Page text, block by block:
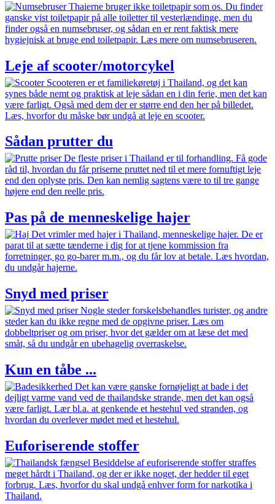
Thaierne bruger ikke toiletpapir som os. Du finder
ganske vist toiletpapir på alle toiletter til vesterlændinge, men du
finder også en numsebruser, og sådan en er rent faktisk mere
hygiejnisk at bruge end toiletpapir. Læs mere om numsebruseren.
Leje af scooter/motorcykel
Scooteren er et familiekøretøj i Thailand, og det kan
synes både nemt og praktisk at leje sådan en i din ferie, men det kan
være farligt. Også med dem der er større end den her på billedet.
Læs, hvorfor du måske bør undgå at leje en scooter.
Sådan prutter du
De fleste priser i Thailand er til forhandling. Få gode
råd til, hvordan du får priserne pruttet ned til et mere fornuftigt leje
end den oplyste pris. Den kan nemlig sagtens være to til tre gange
højere end den reelle pris.
Pas på de menneskelige hajer
Det vrimler med hajer i Thailand, menneskelige hajer. De er
parat til at sætte tænderne i dig for at tjene kommission fra
forretninger, go go-barer m.m., og du får lov at betale. Læs hvordan,
du undgår hajerne.
Snyd med priser
Nogle steder forskelsbehandles turister, og andre
steder kan du ikke regne med de opgivne priser. Læs om
dobbeltpriser og om priser, hvor det gælder om at læse det med
småt, så du undgår en ubehagelig overraskelse.
Kun en tåbe ...
Det kan være ganske fornøjeligt at bade i det
dejligt varme vand ved de thailandske strande, men det kan også
være farligt. Lær bl.a. at genkende et hestehul ved stranden, og
hvordan du overlever mødet med et hestehul.
Euforiserende stoffer
Besiddelse af euforiserende stoffer straffes
meget hårdt i Thailand, og der er ikke noget, der hedder til eget
forbrug. Læs, hvorfor du skal undgå enhver form for narkotika i
Thailand.